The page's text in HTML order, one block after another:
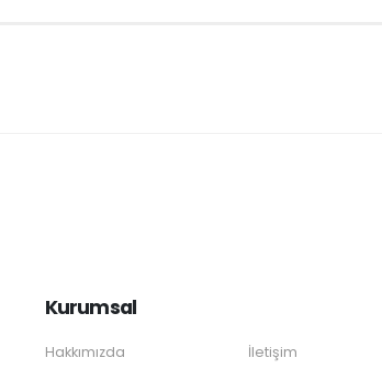
Kurumsal
Hakkımızda İletişim